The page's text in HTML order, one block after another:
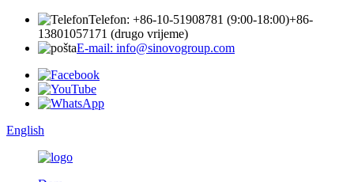
Telefon: +86-10-51908781 (9:00-18:00)+86-
13801057171 (drugo vrijeme)
E-mail: info@sinovogroup.com
English